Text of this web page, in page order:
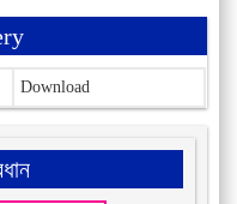
Download